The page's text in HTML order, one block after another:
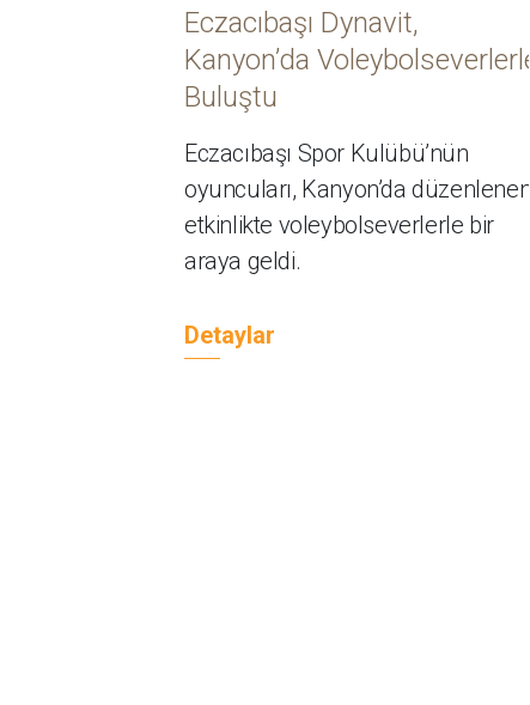
Eczacıbaşı Dynavit,
Kanyon’da Voleybolseverlerle
Buluştu
Eczacıbaşı Spor Kulübü’nün
oyuncuları, Kanyon’da düzenlenen
etkinlikte voleybolseverlerle bir
araya geldi.
Detaylar